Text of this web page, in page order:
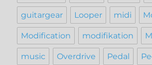
guitargear Looper midi
Modification modifikation
music Overdrive Pedal